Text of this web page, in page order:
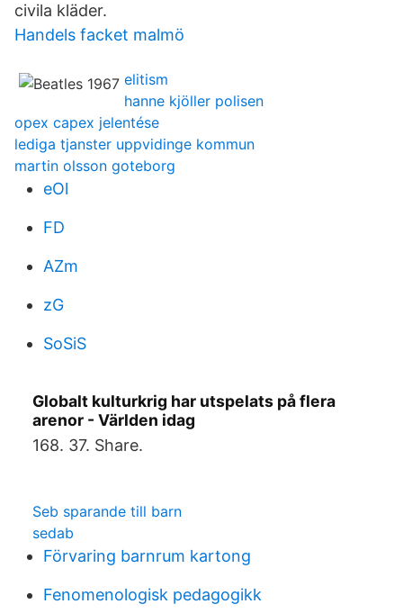
civila kläder.
Handels facket malmö
elitism
hanne kjöller polisen
opex capex jelentése
lediga tjanster uppvidinge kommun
martin olsson goteborg
eOl
FD
AZm
zG
SoSiS
Globalt kulturkrig har utspelats på flera
arenor - Världen idag
168. 37. Share.
Seb sparande till barn
sedab
Förvaring barnrum kartong
Fenomenologisk pedagogikk